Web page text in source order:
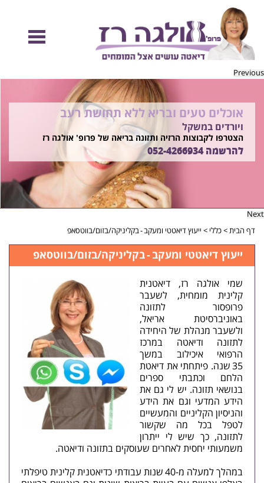
Previous
להיות מוכנות לקיץ הזה ולזה שאחריו!
בשיטת ד"ר אולגה רז
רוצים ללמוד איך?
התקשרו 052-4266934
אוכלים טעים ובריא ללא תחושת רעב
ויורדים במשקל
הצטרפו לקבוצות הרזיה ותזונה בריאה של פרופ' אולגה רז
להרשמה052-4266934
Next
דף הבית>כללי > ייעוץ דיאטטי ומעקב ‑ בקליניקה/בזום/בווטסאפ
ייעוץ דיאטטי ומעקב ‑ בקליניקה/בזום/בווטסאפ
שמי אולגה רז, דיאטנית
קלינית מומחית, לשעבר
פרופסור לתזונה
באוניברסיטת אריאל,
ולשעבר מנהלת של היחידה
לתזונה ודיאטה במרכז
הרפואי איכילוב במשך
35 שנה. פיתחתי את דיאטת
הלחם וכתבתי ספרים
בנושאי תזונה. יש לי גם את
הידע המדעי וגם את הידע
והניסיון הקליניים והמעשיים
לטפל בכל מה שקשור
לתזונה, כך שיש לי ייתרון
משמעותי יחסית לאחרים שעוסקים בתזונה ודיאטה.
במהלך למעלה מ‑40 שנות עבודתי כדיאטנית קלינית טיפלתי